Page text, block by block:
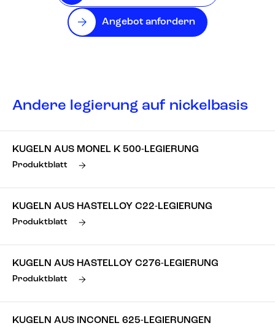
Angebot anfordern
Andere legierung auf nickelbasis
KUGELN AUS MONEL K 500-LEGIERUNG
Produktblatt
KUGELN AUS HASTELLOY C22-LEGIERUNG
Produktblatt
KUGELN AUS HASTELLOY C276-LEGIERUNG
Produktblatt
KUGELN AUS INCONEL 625-LEGIERUNGEN